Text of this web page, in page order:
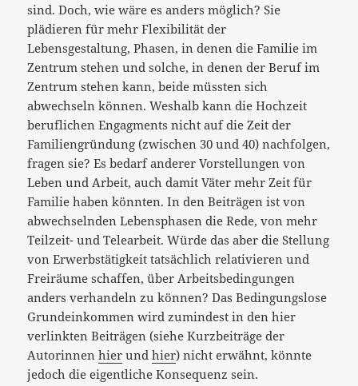
sind. Doch,wie wäre es anders möglich? Sie
plädieren für mehr Flexibilität der
Lebensgestaltung, Phasen, in denen die Familie im
Zentrum stehen und solche, in denen der Beruf im
Zentrum stehen kann, beide müssten sich
abwechseln können. Weshalb kann die Hochzeit
beruflichen Engagments nicht auf die Zeit der
Familiengründung (zwischen 30 und 40) nachfolgen,
fragen sie? Es bedarf anderer Vorstellungen von
Leben und Arbeit, auch damit Väter mehr Zeit für
Familie haben könnten. In den Beiträgen ist von
abwechselnden Lebensphasen die Rede, von mehr
Teilzeit- und Telearbeit. Würde das aber die Stellung
von Erwerbstätigkeit tatsächlich relativieren und
Freiräume schaffen, über Arbeitsbedingungen
anders verhandeln zu können? Das Bedingungslose
Grundeinkommen wird zumindest in den hier
verlinkten Beiträgen (siehe Kurzbeiträge der
Autorinnenhier undhier) nicht erwähnt, könnte
jedoch die eigentliche Konsequenz sein.